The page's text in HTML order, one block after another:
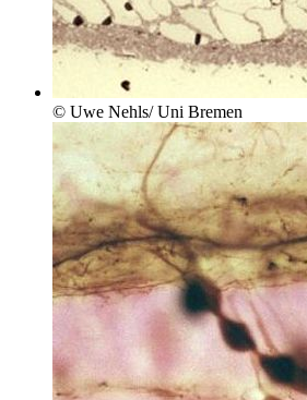
© Uwe Nehls/ Uni Bremen